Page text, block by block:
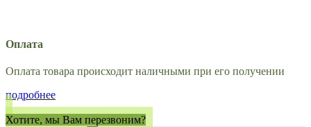
Оплата
Оплата товара происходит наличными при его получении
подробнее
Хотите, мы Вам перезвоним?